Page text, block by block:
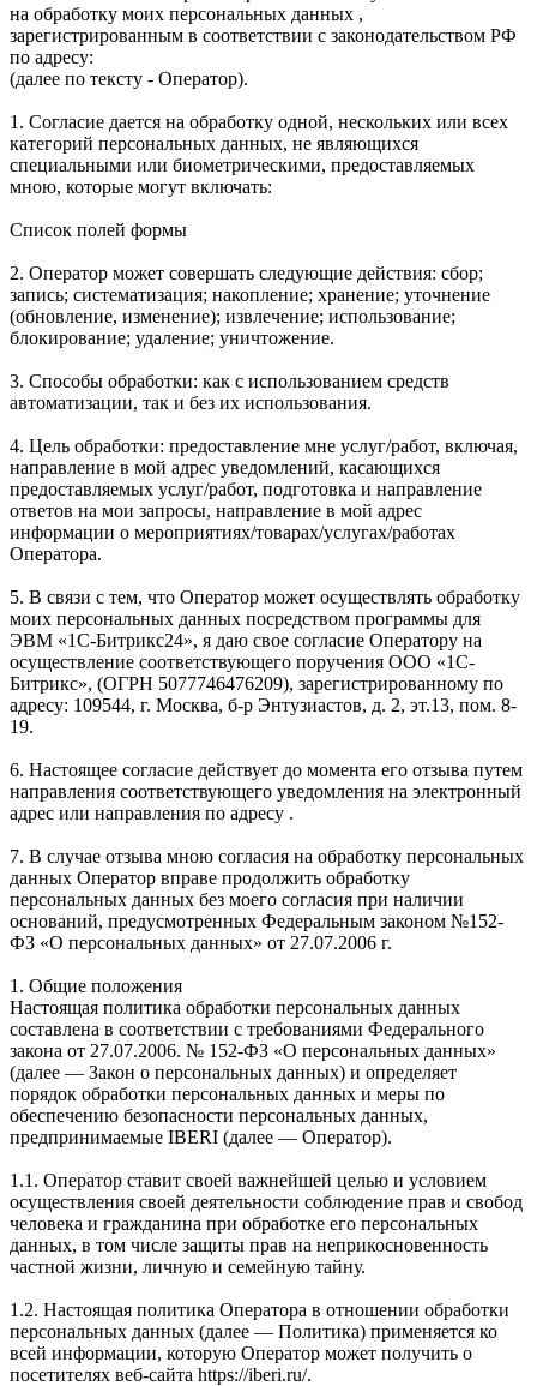
на обработку моих персональных данных ,
зарегистрированным в соответствии с законодательством РФ
по адресу:
(далее по тексту - Оператор).
1. Согласие дается на обработку одной, нескольких или всех
категорий персональных данных, не являющихся
специальными или биометрическими, предоставляемых
мною, которые могут включать:
Список полей формы
2. Оператор может совершать следующие действия: сбор;
запись; систематизация; накопление; хранение; уточнение
(обновление, изменение); извлечение; использование;
блокирование; удаление; уничтожение.
3. Способы обработки: как с использованием средств
автоматизации, так и без их использования.
4. Цель обработки: предоставление мне услуг/работ, включая,
направление в мой адрес уведомлений, касающихся
предоставляемых услуг/работ, подготовка и направление
ответов на мои запросы, направление в мой адрес
информации о мероприятиях/товарах/услугах/работах
Оператора.
5. В связи с тем, что Оператор может осуществлять обработку
моих персональных данных посредством программы для
ЭВМ «1С-Битрикс24», я даю свое согласие Оператору на
осуществление соответствующего поручения ООО «1С-
Битрикс», (ОГРН 5077746476209), зарегистрированному по
адресу: 109544, г. Москва, б-р Энтузиастов, д. 2, эт.13, пом. 8-
19.
6. Настоящее согласие действует до момента его отзыва путем
направления соответствующего уведомления на электронный
адрес или направления по адресу .
7. В случае отзыва мною согласия на обработку персональных
данных Оператор вправе продолжить обработку
персональных данных без моего согласия при наличии
оснований, предусмотренных Федеральным законом №152-
ФЗ «О персональных данных» от 27.07.2006 г.
1. Общие положения
Настоящая политика обработки персональных данных
составлена в соответствии с требованиями Федерального
закона от 27.07.2006. № 152-ФЗ «О персональных данных»
(далее — Закон о персональных данных) и определяет
порядок обработки персональных данных и меры по
обеспечению безопасности персональных данных,
предпринимаемые IBERI (далее — Оператор).
1.1. Оператор ставит своей важнейшей целью и условием
осуществления своей деятельности соблюдение прав и свобод
человека и гражданина при обработке его персональных
данных, в том числе защиты прав на неприкосновенность
частной жизни, личную и семейную тайну.
1.2. Настоящая политика Оператора в отношении обработки
персональных данных (далее — Политика) применяется ко
всей информации, которую Оператор может получить о
посетителях веб-сайта https://iberi.ru/.